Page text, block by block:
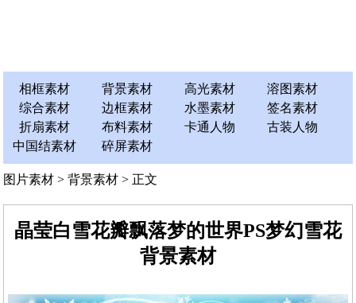
相框素材 背景素材 高光素材
溶图素材
综合素材
边框素材 水墨素材
签名素材
折扇素材
布料素材 卡通人物
古装人物
中国结素材
碎屏素材
图片素材 > 背景素材 > 正文
晶莹白雪花瓣飘落梦的世界PS梦幻雪花
背景素材